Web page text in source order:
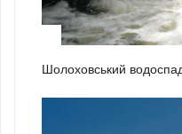
Шолоховський